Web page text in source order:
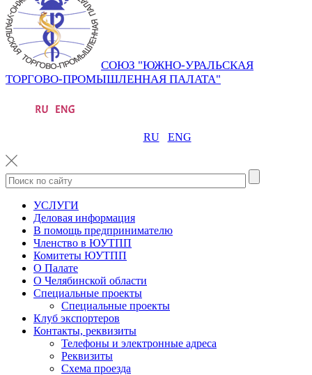
СОЮЗ "ЮЖНО-УРАЛЬСКАЯ
ТОРГОВО-ПРОМЫШЛЕННАЯ ПАЛАТА"
RU ENG
УСЛУГИ
Деловая информация
В помощь предпринимателю
Членство в ЮУТПП
Комитеты ЮУТПП
О Палате
О Челябинской области
Специальные проекты
Специальные проекты
Клуб экспортеров
Контакты, реквизиты
Телефоны и электронные адреса
Реквизиты
Схема проезда